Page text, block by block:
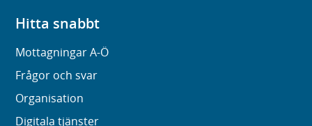
Hitta snabbt
Mottagningar A-Ö
Frågor och svar
Organisation
Digitala tjänster